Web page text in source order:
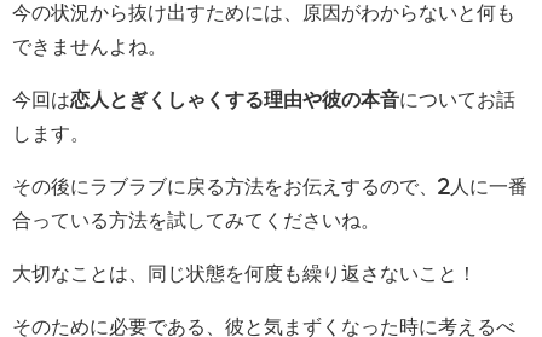
今の状況から抜け出すためには、原因がわからないと何も
できませんよね。
今回は恋人とぎくしゃくする理由や彼の本音についてお話
します。
その後にラブラブに戻る方法をお伝えするので、2人に一番
合っている方法を試してみてくださいね。
大切なことは、同じ状態を何度も繰り返さないこと！
そのために必要である、彼と気まずくなった時に考えるべ